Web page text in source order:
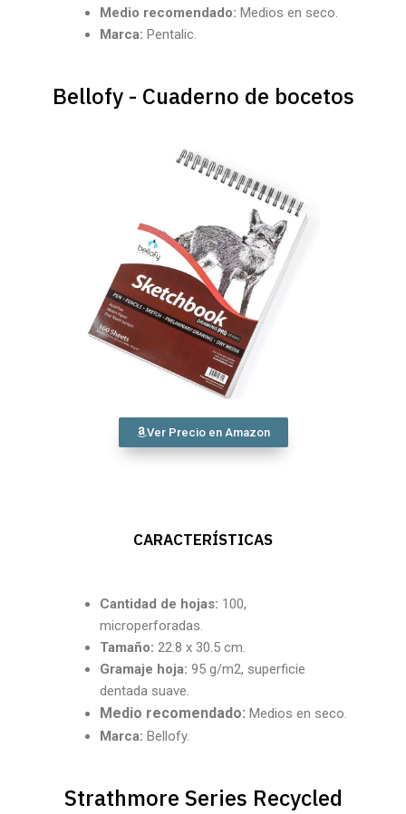
Medio recomendado: Medios en seco.
Marca: Pentalic.
Bellofy - Cuaderno de bocetos
Ver Precio en Amazon
CARACTERÍSTICAS
Cantidad de hojas: 100,
microperforadas.
Tamaño: 22.8 x 30.5 cm.
Gramaje hoja: 95 g/m2, superficie
dentada suave.
Medio recomendado: Medios en seco.
Marca: Bellofy.
Strathmore Series Recycled